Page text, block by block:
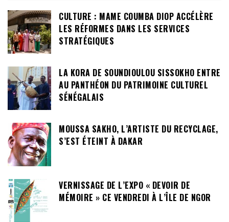
CULTURE : MAME COUMBA DIOP ACCÉLÈRE
LES RÉFORMES DANS LES SERVICES
STRATÉGIQUES
LA KORA DE SOUNDIOULOU SISSOKHO ENTRE
AU PANTHÉON DU PATRIMOINE CULTUREL
SÉNÉGALAIS
MOUSSA SAKHO, L’ARTISTE DU RECYCLAGE,
S’EST ÉTEINT À DAKAR
VERNISSAGE DE L’EXPO « DEVOIR DE
MÉMOIRE » CE VENDREDI À L’ÎLE DE NGOR